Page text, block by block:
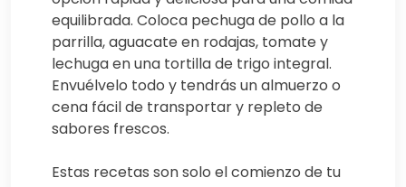
equilibrada. Coloca pechuga de pollo a la
parrilla, aguacate en rodajas, tomate y
lechuga en una tortilla de trigo integral.
Envuélvelo todo y tendrás un almuerzo o
cena fácil de transportar y repleto de
sabores frescos.
Estas recetas son solo el comienzo de tu